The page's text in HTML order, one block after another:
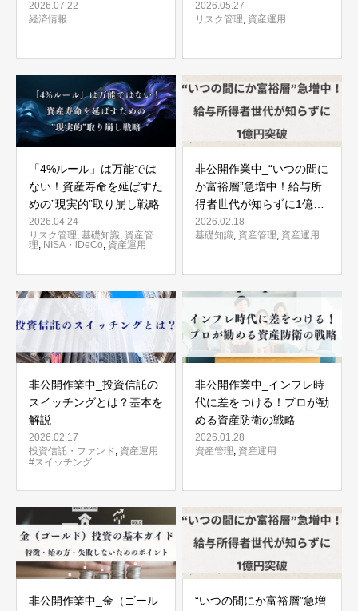
2026.07.22
経済情報
2026.05.27
リスク管理, 資産運用
「4%ルール」は万能では
ない！資産寿命を延ばすた
めの”現実的”取り崩し戦略
2026.04.24
リスク管理, 基礎知識, 資産管
理, NISA・iDeCo, 資産運用
非公開作業中_“いつの間に
か富裕層”急増中！給与所
得者世代が知らずに1億円
突破
2026.02.18
基礎知識, 資産管理, 資産運用
非公開作業中_投資信託の
スイッチングとは？基本を
解説
2026.02.17
投資信託・ファンド, 資産運用
#スイッチング
非公開作業中_インフレ時
代に差をつける！プロが勧
める資産防衛の戦略
2026.01.28
資産管理, 資産運用
非公開作業中_金（ゴール
“いつの間にか富裕層”急増